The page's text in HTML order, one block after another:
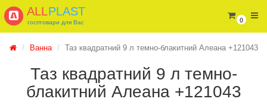
0
ALLPLAST
госптовари для Вас
Ванна Таз квадратний 9 л темно-блакитний Алеана +121043
Таз квадратний 9 л темно-
блакитний Алеана +121043